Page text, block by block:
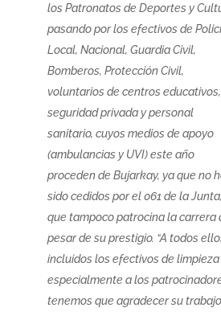
los Patronatos de Deportes y
pasando por los efectivos de
Local, Nacional, Guardia Civil,
Bomberos, Protección Civil,
voluntarios de centros educativos,
seguridad privada y personal
sanitario, cuyos medios de apoyo
(ambulancias y UVI) este año
proceden de Bujarkay, ya que no
sido cedidos por el 061 de la Junta,
que tampoco patrocina la carrera
pesar de su prestigio. “A todos
incluidos los efectivos de limpieza
especialmente a los
tenemos que agradecer su